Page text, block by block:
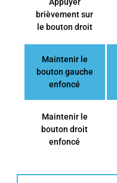
brièvement sur
le bouton droit
Maintenir le
bouton gauche
enfoncé
Maintenir le
bouton droit
enfoncé